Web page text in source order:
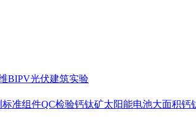
BIPV光伏建筑实验
标准组件QC检验钙钛矿太阳能电池大面积钙